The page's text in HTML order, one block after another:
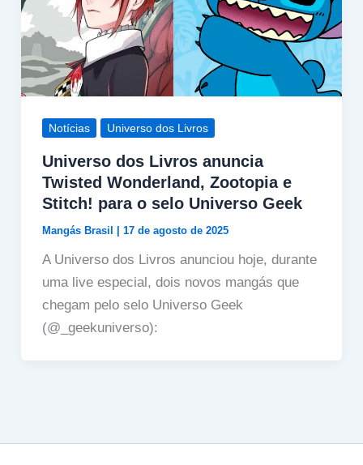
Notícias Universo dos Livros
Universo dos Livros anuncia
Twisted Wonderland, Zootopia e
Stitch! para o selo Universo Geek
Mangás Brasil 17 de agosto de 2025
A Universo dos Livros anunciou hoje, durante
uma live especial, dois novos mangás que
chegam pelo selo Universo Geek
(@_geekuniverso):